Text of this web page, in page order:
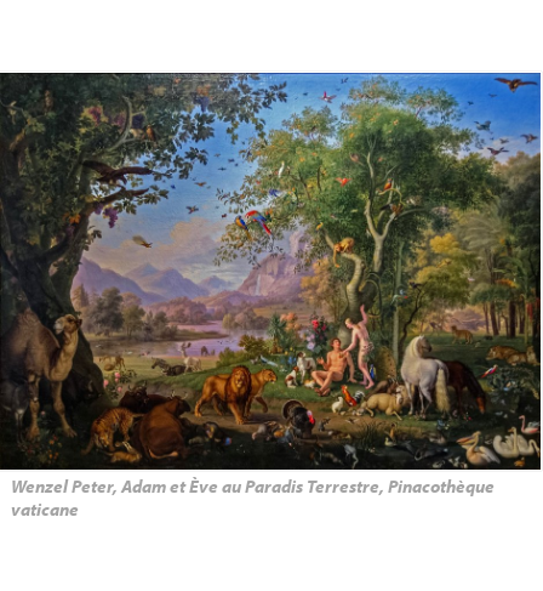
Wenzel Peter, Adam et Ève au Paradis Terrestre, Pinacothèque
vaticane